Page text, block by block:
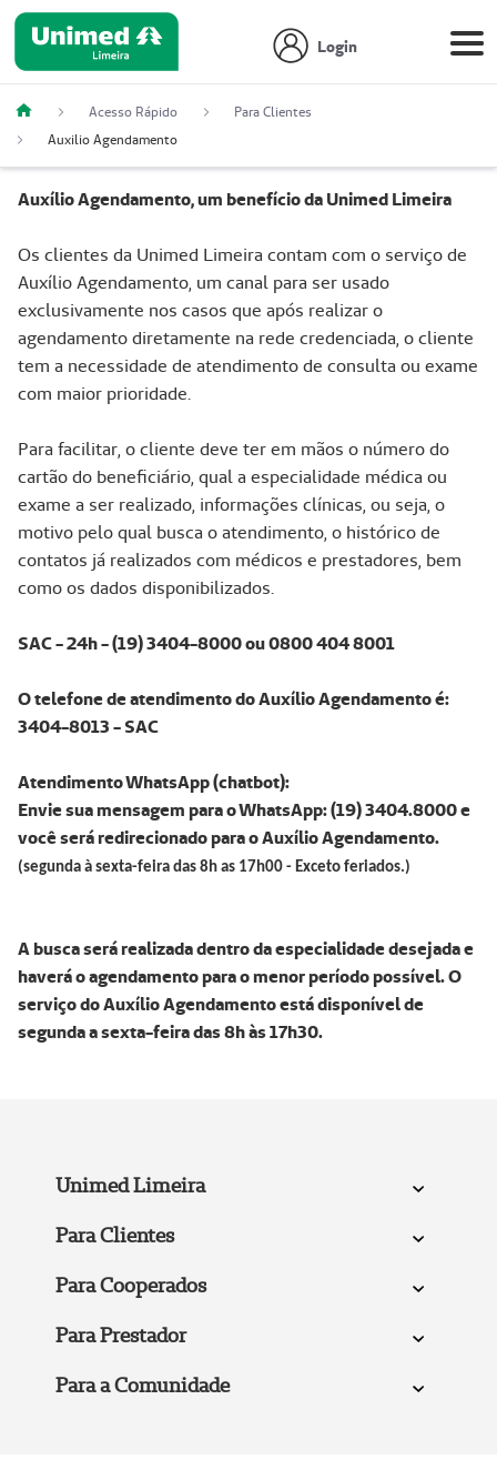
Login
Acesso Rápido
Para Clientes
Auxilio Agendamento
Auxílio Agendamento, um benefício da Unimed Limeira
Os clientes da Unimed Limeira contam com o serviço de
Auxílio Agendamento, um canal para ser usado
exclusivamente nos casos que após realizar o
agendamento diretamente na rede credenciada, o cliente
tem a necessidade de atendimento de consulta ou exame
com maior prioridade.
Para facilitar, o cliente deve ter em mãos o número do
cartão do beneficiário, qual a especialidade médica ou
exame a ser realizado, informações clínicas, ou seja, o
motivo pelo qual busca o atendimento, o histórico de
contatos já realizados com médicos e prestadores, bem
como os dados disponibilizados.
SAC - 24h - (19) 3404-8000 ou 0800 404 8001
O telefone de atendimento do Auxílio Agendamento é:
3404-8013 - SAC
Atendimento WhatsApp (chatbot):
Envie sua mensagem para o WhatsApp: (19) 3404.8000 e
você será redirecionado para o Auxílio Agendamento.
(segunda à sexta-feira das 8h as 17h00 - Exceto feriados.)
A busca será realizada dentro da especialidade desejada e
haverá o agendamento para o menor período possível. O
serviço do Auxílio Agendamento está disponível de
segunda a sexta-feira das 8h às 17h30.
Unimed Limeira
Para Clientes
Para Cooperados
Para Prestador
Para a Comunidade